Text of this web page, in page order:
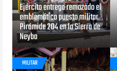
Ejército entrega remozado el
emblemático puesto militar
Pirámide 204 en la Sierra de
Neyba
MILITAR